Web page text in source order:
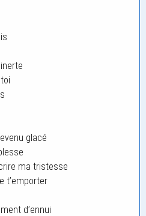
glacé
ma tristesse
t’emporter
d’ennui